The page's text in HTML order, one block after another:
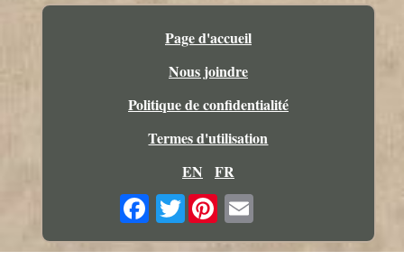
Page d'accueil
Nous joindre
Politique de confidentialité
Termes d'utilisation
EN
FR
Twitter